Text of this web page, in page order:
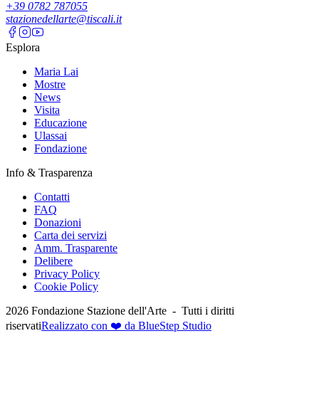
+39 0782 787055
stazionedellarte@tiscali.it
Esplora
Maria Lai
Mostre
News
Visita
Educazione
Ulassai
Fondazione
Info & Trasparenza
Contatti
FAQ
Donazioni
Carta dei servizi
Amm. Trasparente
Delibere
Privacy Policy
Cookie Policy
2026 Fondazione Stazione dell'Arte - Tutti i diritti
riservatiRealizzato con ❤️ da BlueStep Studio